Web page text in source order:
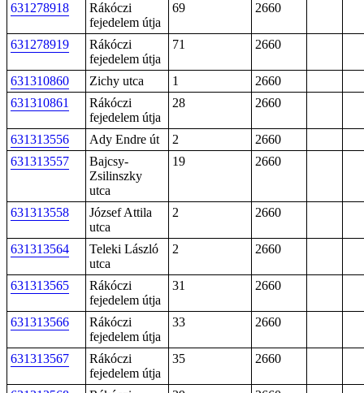
631278918
Rákóczi
fejedelem útja
69 2660
631278919
Rákóczi
fejedelem útja
71 2660
631310860 Zichy utca 1
2660
631310861
Rákóczi
fejedelem útja
28 2660
631313556 Ady Endre út 2
2660
631313557
Bajcsy-
Zsilinszky
utca
19 2660
631313558
József Attila
utca
2 2660
631313564
Teleki László
utca
2 2660
631313565
Rákóczi
fejedelem útja
31 2660
631313566
Rákóczi
fejedelem útja
33 2660
631313567
Rákóczi
fejedelem útja
35 2660